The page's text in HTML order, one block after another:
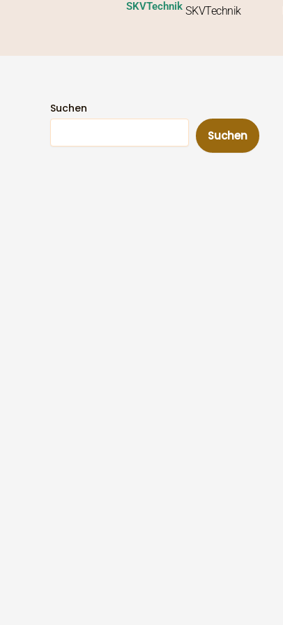
SKVTechnik SKVTechnik
Suchen
Suchen